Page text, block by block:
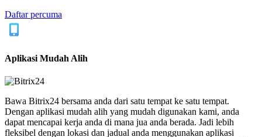
Daftar percuma
Aplikasi Mudah Alih
Bawa Bitrix24 bersama anda dari satu tempat ke satu tempat.
Dengan aplikasi mudah alih yang mudah digunakan kami, anda
dapat mencapai kerja anda di mana jua anda berada. Jadi lebih
fleksibel dengan lokasi dan jadual anda menggunakan aplikasi